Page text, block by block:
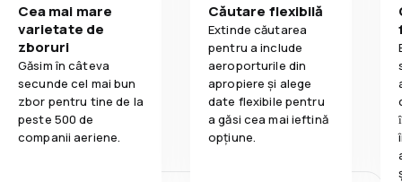
Cea mai mare
varietate de
zboruri
Găsim în câteva
secunde cel mai bun
zbor pentru tine de la
peste 500 de
companii aeriene.
Căutare flexibilă
Extinde căutarea
pentru a include
aeroporturile din
apropiere și alege
date flexibile pentru
a găsi cea mai ieftină
opțiune.